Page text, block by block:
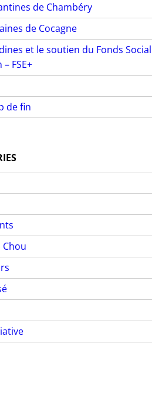
de Chambéry
de Cocagne
et le soutien du Fonds Social
FSE+
de fin
Chou